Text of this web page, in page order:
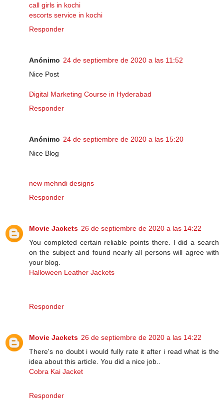
call girls in kochi
escorts service in kochi
Responder
Anónimo 24 de septiembre de 2020 a las 11:52
Nice Post
Digital Marketing Course in Hyderabad
Responder
Anónimo 24 de septiembre de 2020 a las 15:20
Nice Blog
new mehndi designs
Responder
Movie Jackets 26 de septiembre de 2020 a las 14:22
You completed certain reliable points there. I did a search
on the subject and found nearly all persons will agree with
your blog.
Halloween Leather Jackets
Responder
Movie Jackets 26 de septiembre de 2020 a las 14:22
There's no doubt i would fully rate it after i read what is the
idea about this article. You did a nice job..
Cobra Kai Jacket
Responder